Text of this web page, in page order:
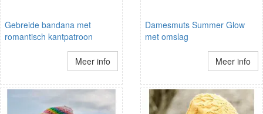
Gebreide bandana met
romantisch kantpatroon
Meer info
Damesmuts Summer Glow
met omslag
Meer info